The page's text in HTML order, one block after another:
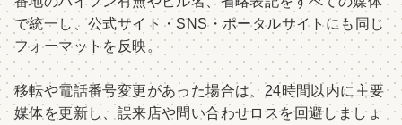
で統一し、公式サイト・SNS・ポータルサイトにも同じ
フォーマットを反映。
移転や電話番号変更があった場合は、24時間以内に主要
媒体を更新し、誤来店や問い合わせロスを回避しましょ